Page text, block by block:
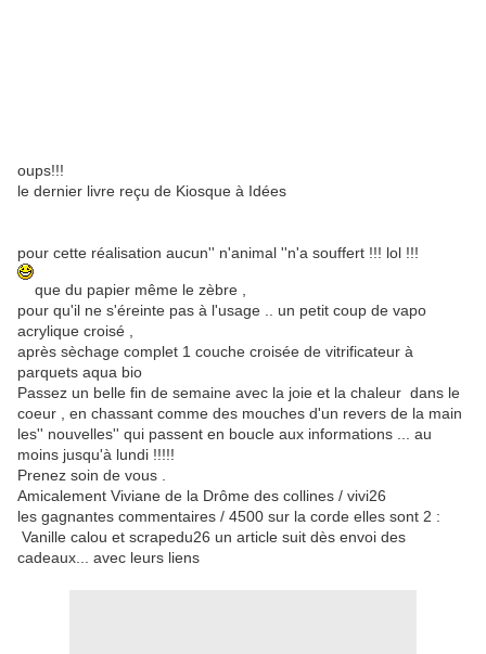
oups!!!
le dernier livre reçu de Kiosque à Idées
pour cette réalisation aucun'' n'animal ''n'a souffert !!! lol !!!
que du papier même le zèbre ,
pour qu'il ne s'éreinte pas à l'usage .. un petit coup de vapo
acrylique croisé ,
après sèchage complet 1 couche croisée de vitrificateur à
parquets aqua bio
Passez un belle fin de semaine avec la joie et la chaleur dans le
coeur , en chassant comme des mouches d'un revers de la main
les'' nouvelles'' qui passent en boucle aux informations ... au
moins jusqu'à lundi !!!!!
Prenez soin de vous .
Amicalement Viviane de la Drôme des collines / vivi26
les gagnantes commentaires / 4500 sur la corde elles sont 2 :
Vanille calou et scrapedu26 un article suit dès envoi des
cadeaux... avec leurs liens